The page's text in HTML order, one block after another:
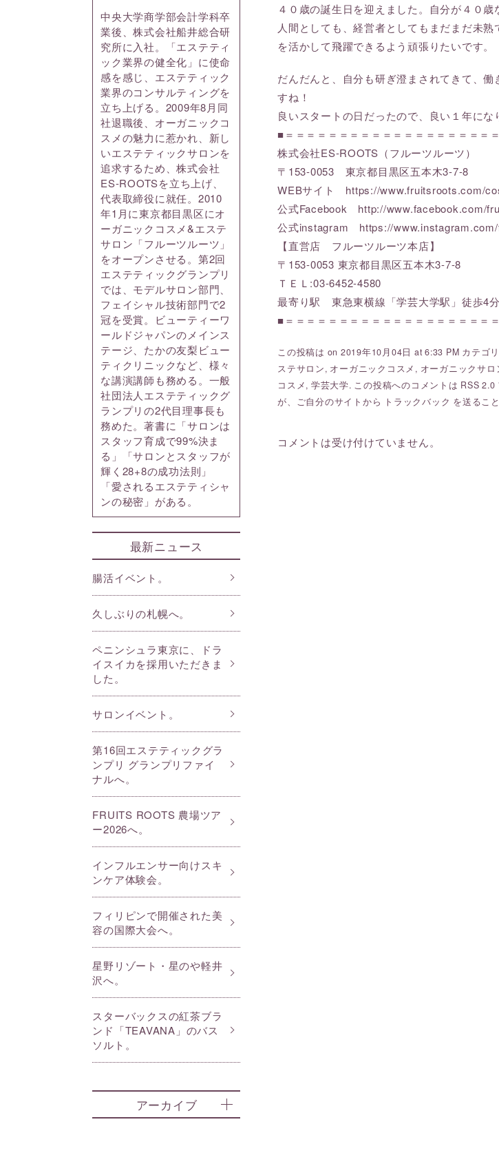
４０歳の誕生日を迎えました。自分が４０歳
人間としても、経営者としてもまだまだ未
を活かして飛躍できるよう頑張りたいです。
だんだんと、自分も研ぎ澄まされてきて、
すね！
良いスタートの日だったので、良い１年にな
■＝＝＝＝＝＝＝＝＝＝＝＝＝＝＝＝＝＝＝
株式会社ES-ROOTS（フルーツルーツ）
〒153-0053 東京都目黒区五本木3-7-8
WEBサイト https://www.fruitsroots.com/
公式Facebook http://www.facebook.com/
公式instagram https://
【直営店 フルーツルーツ本店】
〒153-0053 東京都目黒区五本木3-7-8
ＴＥＬ:03-6452-4580
最寄り駅 東急東横線「学芸大学駅」徒歩4分
■＝＝＝＝＝＝＝＝＝＝＝＝＝＝＝＝＝＝＝
この投稿は on 2019年10月04日 at 6:33 PM カテゴ
ステサロン, オーガニックコスメ , オーガニックサロ
コスメ, 学芸大学. この投稿へのコメントは RSS 2.0
が、ご自分のサイトから トラックバック を送るこ
コメントは受け付けていません。
中央大学商学部会計学科卒
業後、株式会社船井総合研
究所に入社。「エステティ
ック業界の健全化」に使命
感を感じ、エステティック
業界のコンサルティングを
立ち上げる。2009年8月同
社退職後、オーガニックコ
スメの魅力に惹かれ、新し
いエステティックサロンを
追求するため、株式会社
ES-ROOTSを立ち上げ、
代表取締役に就任。2010
年1月に東京都目黒区にオ
ーガニックコスメ&エステ
サロン「フルーツルーツ」
をオープンさせる。第2回
エステティックグランプリ
では、モデルサロン部門、
フェイシャル技術部門で2
冠を受賞。ビューティーワ
ールドジャパンのメインス
テージ、たかの友梨ビュー
ティクリニックなど、様々
な講演講師も務める。一般
社団法人エステティックグ
ランプリの2代目理事長も
務めた。著書に「サロンは
スタッフ育成で99%決ま
る」「サロンとスタッフが
輝く28+8の成功法則」
「愛されるエステティシャ
ンの秘密」がある。
最新ニュース
腸活イベント。
久しぶりの札幌へ。
ペニンシュラ東京に、ドラ
イスイカを採用いただきま
した。
サロンイベント。
第16回エステティックグラ
ンプリ グランプリファイ
ナルへ。
FRUITS ROOTS 農場ツア
ー2026へ。
インフルエンサー向けスキ
ンケア体験会。
フィリピンで開催された美
容の国際大会へ。
星野リゾート・星のや軽井
沢へ。
スターバックスの紅茶ブラ
ンド「TEAVANA」のバス
ソルト。
アーカイブ